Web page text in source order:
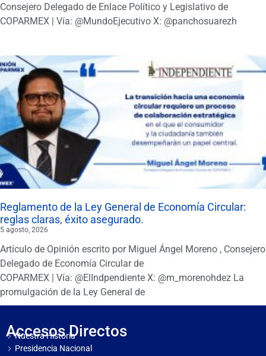
Consejero Delegado de Enlace Político y Legislativo de
COPARMEX | Vía: @MundoEjecutivo X: @panchosuarezh
Reglamento de la Ley General de Economía Circular:
reglas claras, éxito asegurado.
5 agosto, 2026
Artículo de Opinión escrito por Miguel Ángel Moreno , Consejero
Delegado de Economía Circular de
COPARMEX | Vía: @ElIndpendiente X: @m_morenohdez La
promulgación de la Ley General de
Accesos Directos
Nuestra Historia
Presidencia Nacional